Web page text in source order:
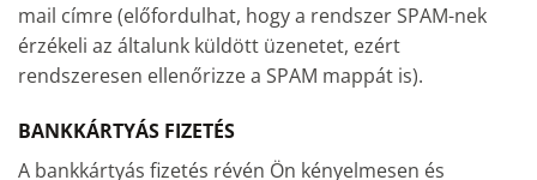
mail címre (előfordulhat, hogy a rendszer SPAM-nek
érzékeli az általunk küldött üzenetet, ezért
rendszeresen ellenőrizze a SPAM mappát is).
BANKKÁRTYÁS FIZETÉS
A bankkártyás fizetés révén Ön kényelmesen és